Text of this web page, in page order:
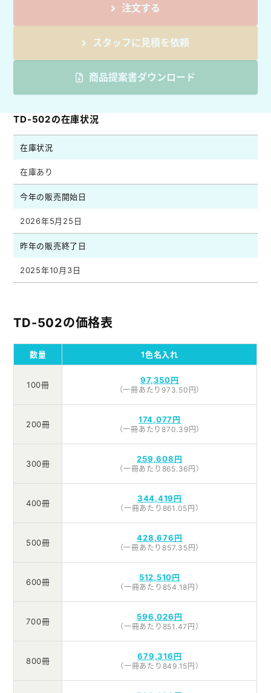
注文する
スタッフに見積を依頼
商品提案書ダウンロード
TD-502の在庫状況
在庫状況
在庫あり
今年の販売開始日
2026年5月25日
昨年の販売終了日
2025年10月3日
TD-502の価格表
数量 1色名入れ
100冊 97,350円
（一冊あたり973.50円）
200冊 174,077円
（一冊あたり870.39円）
300冊 259,608円
（一冊あたり865.36円）
400冊 344,419円
（一冊あたり861.05円）
500冊 428,676円
（一冊あたり857.35円）
600冊 512,510円
（一冊あたり854.18円）
700冊 596,026円
（一冊あたり851.47円）
800冊 679,316円
（一冊あたり849.15円）